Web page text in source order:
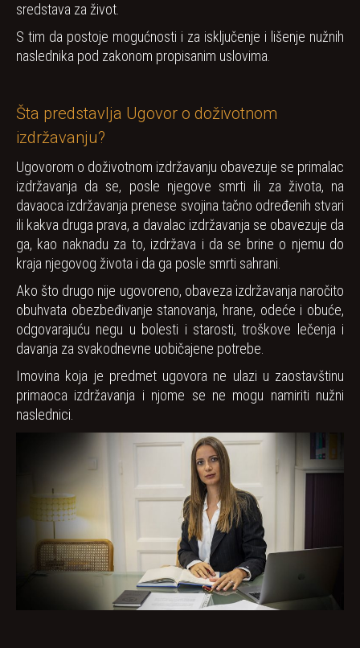
sredstava za život.
S tim da postoje mogućnosti i za isključenje i lišenje nužnih
naslednika pod zakonom propisanim uslovima.
Šta predstavlja Ugovor o doživotnom
izdržavanju?
Ugovorom o doživotnom izdržavanju obavezuje se primalac
izdržavanja da se, posle njegove smrti ili za života, na
davaoca izdržavanja prenese svojina tačno određenih stvari
ili kakva druga prava, a davalac izdržavanja se obavezuje da
ga, kao naknadu za to, izdržava i da se brine o njemu do
kraja njegovog života i da ga posle smrti sahrani.
Ako što drugo nije ugovoreno, obaveza izdržavanja naročito
obuhvata obezbeđivanje stanovanja, hrane, odeće i obuće,
odgovarajuću negu u bolesti i starosti, troškove lečenja i
davanja za svakodnevne uobičajene potrebe.
Imovina koja je predmet ugovora ne ulazi u zaostavštinu
primaoca izdržavanja i njome se ne mogu namiriti nužni
naslednici.